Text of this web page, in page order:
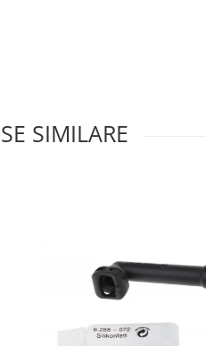
SIMILARE